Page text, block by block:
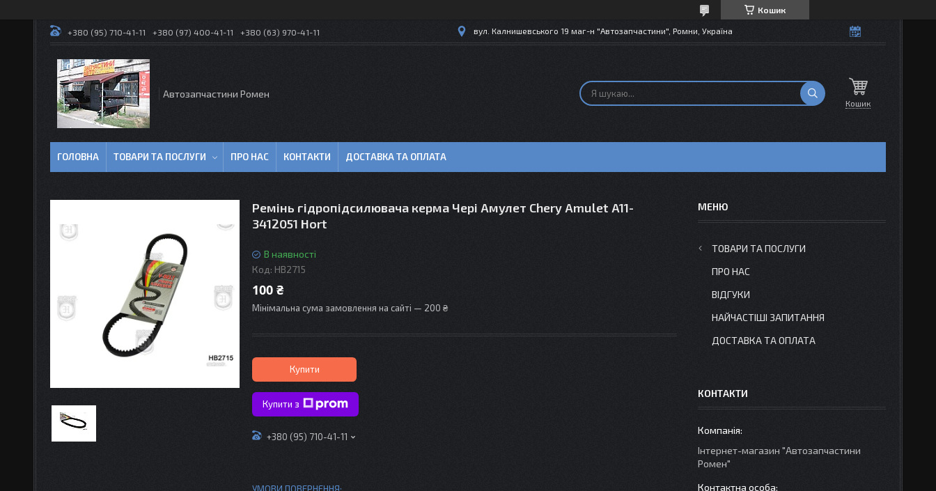
Кошик
+380 (95) 710-41-11 +380 (97) 400-41-11 +380 (63) 970-41-11 вул. Калнишевського 19 маг-н "Автозапчастини", Ромни, Україна
Автозапчастини Ромен
Кошик
ГОЛОВНА ТОВАРИ ТА ПОСЛУГИ ПРО НАС КОНТАКТИ ДОСТАВКА ТА ОПЛАТА
Ремінь гідропідсилювача керма Чері Амулет Chery Amulet A11-
3412051 Hort
В наявності
Код: HB2715
100 ₴
Мінімальна сума замовлення на сайті — 200 ₴
Купити
Купити з
+380 (95) 710-41-11
ТОВАРИ ТА ПОСЛУГИ
ПРО НАС
ВІДГУКИ
НАЙЧАСТІШІ ЗАПИТАННЯ
ДОСТАВКА ТА ОПЛАТА
КОНТАКТИ
Інтернет-магазин "Автозапчастини
Ромен"